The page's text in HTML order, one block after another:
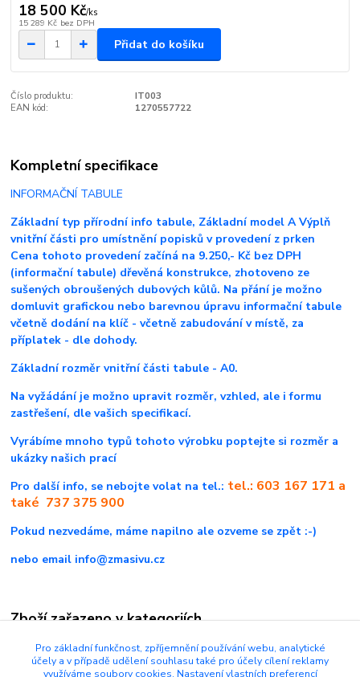
18 500 Kč/ks
15 289 Kč bez DPH
Přidat do košíku
Číslo produktu:
IT003
EAN kód:
1270557722
Kompletní specifikace
INFORMAČNÍ TABULE
Základní typ přírodní info tabule, Základní model A Výplň
vnitřní části pro umístnění popisků v provedení z prken
Cena tohoto provedení začíná na 9.250,- Kč bez DPH
(informační tabule) dřevěná konstrukce, zhotoveno ze
sušených obroušených dubových kůlů. Na přání je možno
domluvit grafickou nebo barevnou úpravu informační tabule
včetně dodání na klíč - včetně zabudování v místě, za
příplatek - dle dohody.
Základní rozměr vnitřní části tabule - A0.
Na vyžádání je možno upravit rozměr, vzhled, ale i formu
zastřešení, dle vašich specifikací.
Vyrábíme mnoho typů tohoto výrobku poptejte si rozměr a
ukázky našich prací
Pro další info, se nebojte volat na tel.: tel.: 603 167 171 a
také 737 375 900
Pokud nezvedáme, máme napilno ale ozveme se zpět :-)
nebo email info@zmasivu.cz
Zboží zařazeno v kategoriích
Informační tabule
Pro základní funkčnost, zpříjemnění používání webu, analytické
účely a v případě udělení souhlasu také pro účely cílení reklamy
využíváme soubory cookies. Nastavení vlastních preferencí